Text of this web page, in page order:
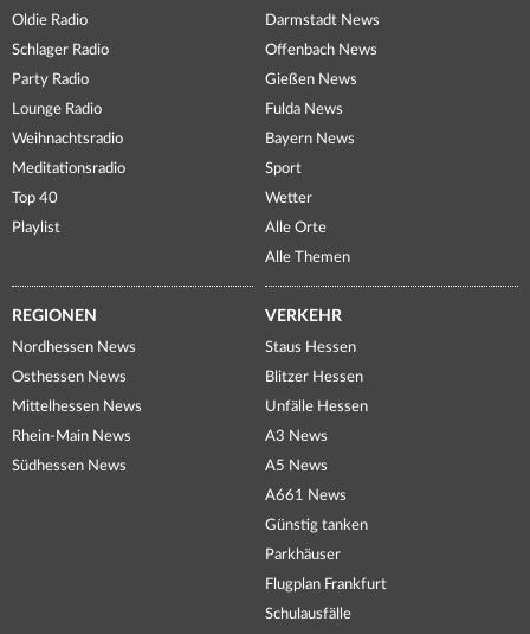
Oldie Radio
Schlager Radio
Party Radio
Lounge Radio
Weihnachtsradio
Meditationsradio
Top 40
Playlist
Darmstadt News
Offenbach News
Gießen News
Fulda News
Bayern News
Sport
Wetter
Alle Orte
Alle Themen
REGIONEN
Nordhessen News
Osthessen News
Mittelhessen News
Rhein-Main News
Südhessen News
VERKEHR
Staus Hessen
Blitzer Hessen
Unfälle Hessen
A3 News
A5 News
A661 News
Günstig tanken
Parkhäuser
Flugplan Frankfurt
Schulausfälle